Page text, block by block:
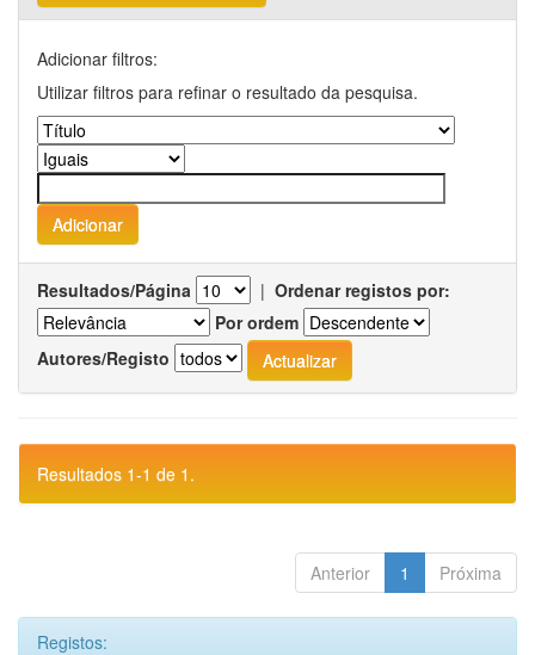
Adicionar filtros:
Utilizar filtros para refinar o resultado da pesquisa.
Resultados/Página | Ordenar registos por:
Por ordem
Autores/Registo
Resultados 1-1 de 1.
Anterior 1 Próxima
Registos: